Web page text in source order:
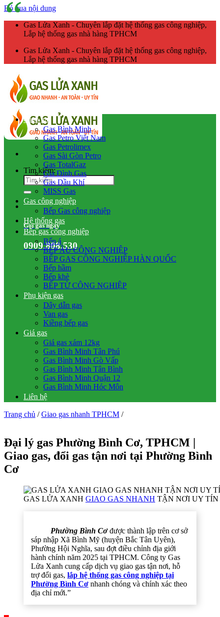
Bỏ qua nội dung
Gas Lửa Xanh - Chuyên lắp đặt hệ thống gas công nghiệp,
Lắp hệ thống gas nhà hàng TPHCM
Gas Lửa Xanh - Chuyên lắp đặt hệ thống gas công nghiệp,
Lắp hệ thống gas nhà hàng TPHCM
Tìm kiếm:
Gọi gas ngay
0909.808.530
Giao gas
Gas Bình Minh
Gas Petro Việt Nam
Gas Petrolimex
Gas Sài Gòn Petro
Gas TotalGaz
Gia Đình Gas
Gas Dầu Khí
MISS Gas
Gas công nghiệp
Bếp Gas công nghiệp
Hệ thống gas
Bếp gas công nghiệp
Bếp á
BẾP ÂU CÔNG NGHIỆP
BẾP GAS CÔNG NGHIỆP HÀN QUỐC
Bếp hầm
Bếp khè
BẾP TỪ CÔNG NGHIỆP
Phụ kiện gas
Dây dẫn gas
Van gas
Kiềng bếp gas
Giá gas
Giá gas xám 12kg
Gas Bình Minh Tân Phú
Gas Bình Minh Gò Vấp
Gas Bình Minh Tân Bình
Gas Bình Minh Quận 12
Gas Bình Minh Hóc Môn
Liên hệ
Trang chủ / Giao gas nhanh TPHCM /
Đại lý gas Phường Bình Cơ, TPHCM |
Giao gas, đổi gas tận nơi tại Phường Bình
Cơ
GAS LỬA XANH GIAO GAS NHANH TẬN NƠI UY
Phường Bình Cơđược thành lập trên cơ sở
sáp nhập Xã Bình Mỹ (huyện Bắc Tân Uyên),
Phường Hội Nghĩa, sau đợt điều chỉnh địa giới
hành chính năm 2025 tại TPHCM. Công ty Gas
Lửa Xanh cung cấp dịch vụ giao gas tận nơi, hỗ
trợ đổi gas, lắp hệ thống gas công nghiệp tại
Phường Bình Cơ nhanh chóng và chính xác theo
địa chỉ mới.”